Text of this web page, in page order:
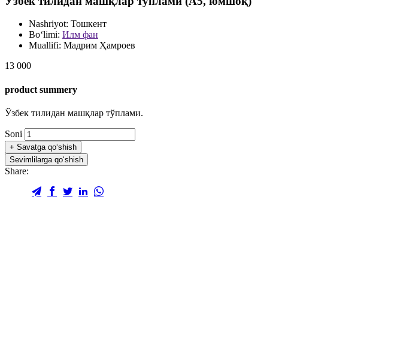
Nashriyot: Тошкент
Bo‘limi: Илм фан
Muallifi: Мадрим Ҳамроев
13 000
product summery
Ўзбек тилидан машқлар тўплами.
Soni
+ Savatga qo‘shish
Sevimlilarga qo‘shish
Share: